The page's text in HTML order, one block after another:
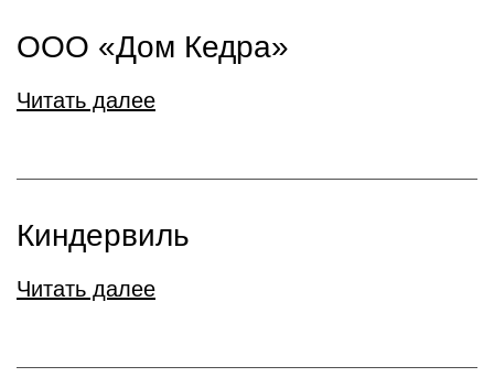
ООО «Дом Кедра»
Читать далее
Киндервиль
Читать далее